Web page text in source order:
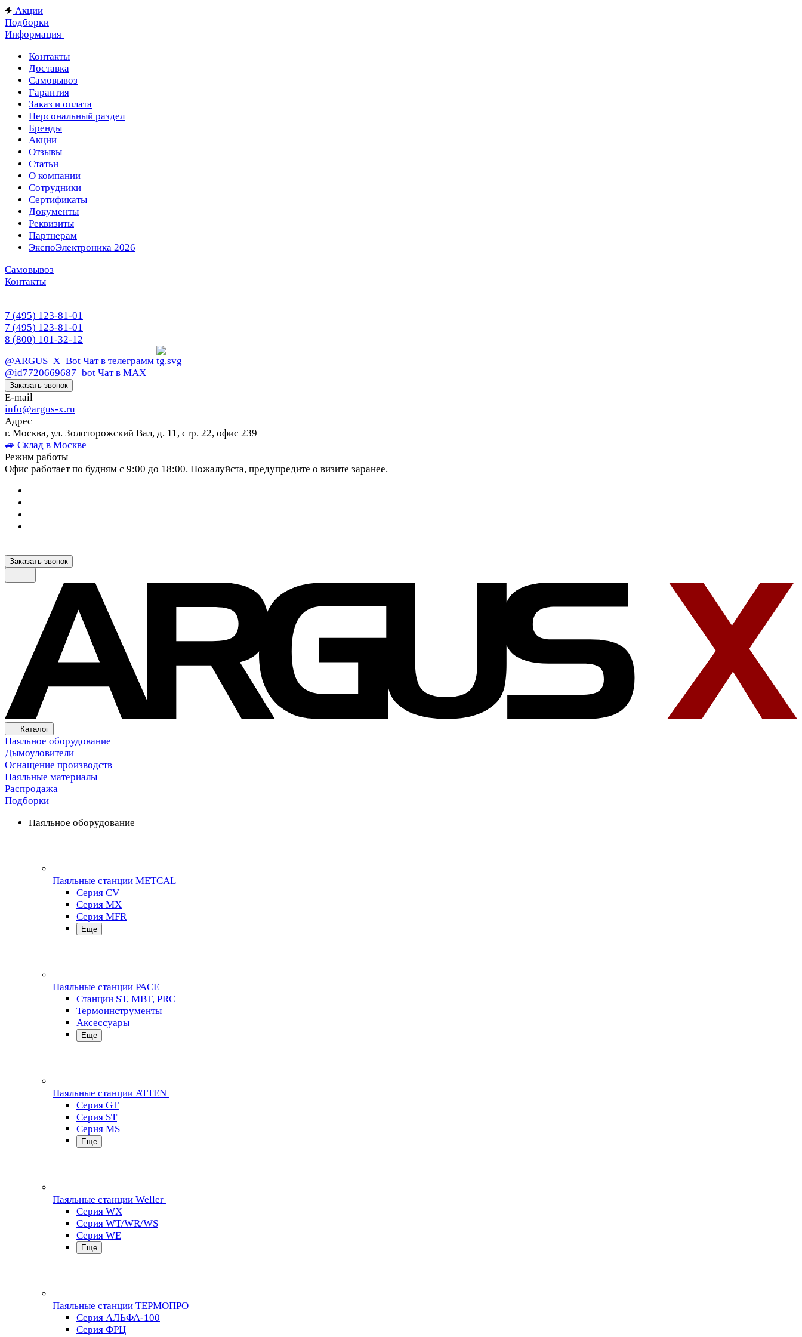
Акции
Подборки
Информация
Контакты
Доставка
Самовывоз
Гарантия
Заказ и оплата
Персональный раздел
Бренды
Акции
Отзывы
Статьи
О компании
Сотрудники
Сертификаты
Документы
Реквизиты
Партнерам
ЭкспоЭлектроника 2026
Самовывоз
Контакты
7 (495) 123-81-01
7 (495) 123-81-01
8 (800) 101-32-12
@ARGUS_X_Bot Чат в телеграмм
@id7720669687_bot Чат в МАХ
Заказать звонок
E-mail
info@argus-x.ru
Адрес
г. Москва, ул. Золоторожский Вал, д. 11, стр. 22, офис 239
🚙 Склад в Москве
Режим работы
Офис работает по будням с 9:00 до 18:00. Пожалуйста, предупредите о визите заранее.
Заказать звонок
Каталог
Паяльное оборудование
Дымоуловители
Оснащение производств
Паяльные материалы
Распродажа
Подборки
Паяльное оборудование
Паяльные станции METCAL
Серия CV
Серия MX
Серия MFR
Еще
Паяльные станции PACE
Станции ST, MBT, PRC
Термоинструменты
Аксессуары
Еще
Паяльные станции ATTEN
Серия GT
Серия ST
Серия MS
Еще
Паяльные станции Weller
Серия WX
Серия WT/WR/WS
Серия WE
Еще
Паяльные станции ТЕРМОПРО
Серия АЛЬФА-100
Серия ФРЦ